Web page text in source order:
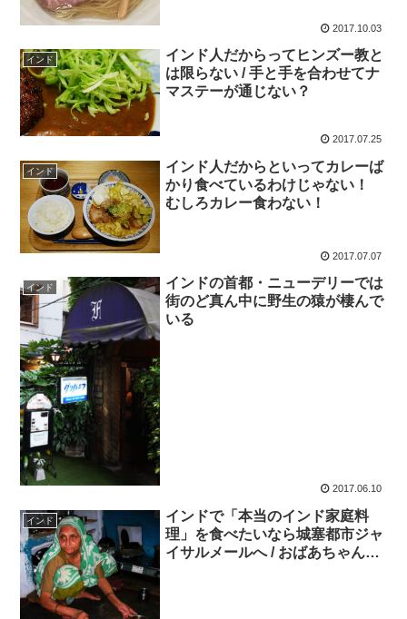
2017.10.03
インド
インド人だからってヒンズー教と
は限らない / 手と手を合わせてナ
マステーが通じない？
2017.07.25
インド
インド人だからといってカレーば
かり食べているわけじゃない！
むしろカレー食わない！
2017.07.07
インド
インドの首都・ニューデリーでは
街のど真ん中に野生の猿が棲んで
いる
2017.06.10
インド
インドで「本当のインド家庭料
理」を食べたいなら城塞都市ジャ
イサルメールへ / おばあちゃんの